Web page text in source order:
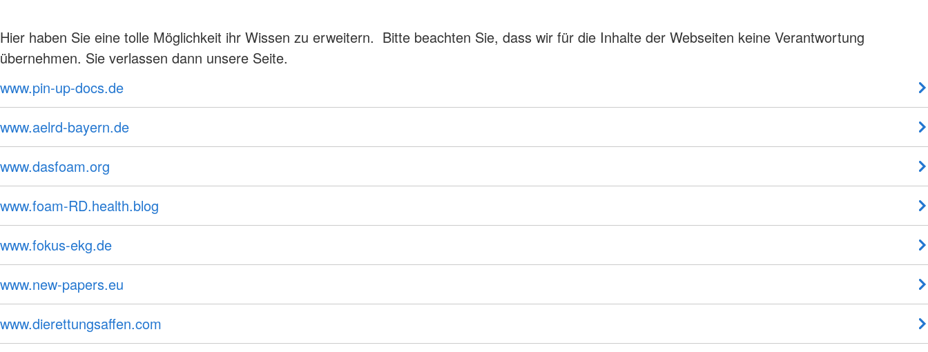
Hier haben Sie eine tolle Möglichkeit ihr Wissen zu erweitern. Bitte beachten Sie, dass wir für die Inhalte der Webseiten keine Verantwortung
übernehmen. Sie verlassen dann unsere Seite.
www.pin-up-docs.de
www.aelrd-bayern.de
www.dasfoam.org
www.foam-RD.health.blog
www.fokus-ekg.de
www.new-papers.eu
www.dierettungsaffen.com